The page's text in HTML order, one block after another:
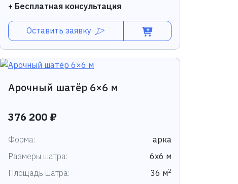
+ Бесплатная консультация
Оставить заявку
Арочный шатёр 6×6 м
376 200 ₽
Форма:
арка
Размеры шатра:
6х6 м
Площадь шатра:
36 м2